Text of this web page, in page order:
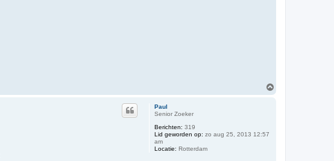
Paul
Senior Zoeker
Berichten: 319
Lid geworden op: zo aug 25, 2013 12:57
am
Locatie: Rotterdam